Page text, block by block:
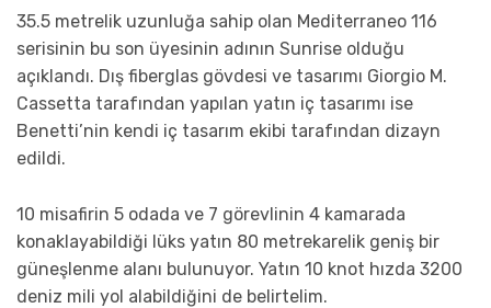
35.5 metrelik uzunluğa sahip olan Mediterraneo 116
serisinin bu son üyesinin adının Sunrise olduğu
açıklandı. Dış fiberglas gövdesi ve tasarımı Giorgio M.
Cassetta tarafından yapılan yatın iç tasarımı ise
Benetti’nin kendi iç tasarım ekibi tarafından dizayn
edildi.
10 misafirin 5 odada ve 7 görevlinin 4 kamarada
konaklayabildiği lüks yatın 80 metrekarelik geniş bir
güneşlenme alanı bulunuyor. Yatın 10 knot hızda 3200
deniz mili yol alabildiğini de belirtelim.